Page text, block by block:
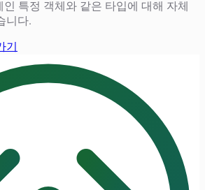
특정 객체와 같은 타입에 대해 자체
니다.
기